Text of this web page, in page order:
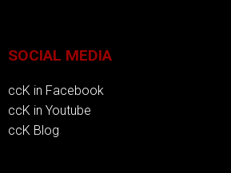
SOCIAL MEDIA
ccK in Facebook
ccK in Youtube
ccK Blog